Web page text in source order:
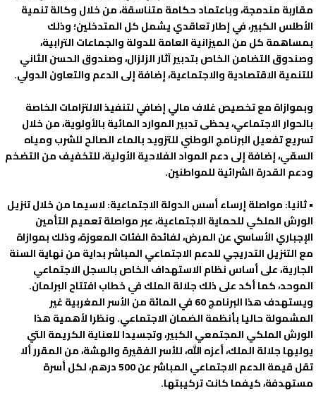
مقاربة مندمجة، وباعتماد حكامة متناسقة، من خلال وكالة تنمية
الأطلس الكبير، في إطار تعاقدي يشمل كل المتدخلين؛ وذلك
بمساهمة كل من الميزانية العامة للدولة والجماعات الترابية،
وصندوق التضامن الخاص بتدبير آثار الزلزال، وصندوق الحسن الثاني
للتنمية الاقتصادية والاجتماعية، إضافة إلى الدعم والتعاون الدولي.
وبموازاة مع تخصيص غلاف مالي إضافي لتنفيذ الالتزامات الخاصة
بالحوار الاجتماعي، يحظى تدبير الموارد المائية بالأولوية، من خلال
تسريع تفعيل البرنامج الوطني للتزويد بالماء الصالح للشرب ومياه
السقي، إضافة إلى دعم المواد الفلاحية الأولية، للتخفيف من التضخم
ودعم القدرة الشرائية للمواطنين.
• ثانيا: مواصلة إرساء أسس الدولة الاجتماعية: لاسيما من خلال تنزيل
الورش الملكي للحماية الاجتماعية، عبر مواصلة تعميم التأمين
الإجباري الأساسي عن المرض، لفائدة الفئات المعوزة، وذلك بموازاة
مع التنزيل التدريجي للدعم الاجتماعي المباشر بداية من نهاية السنة
الجارية، على أساس نظام الاستهداف الخاص بالسجل الاجتماعي
الموحد، كما أكد على ذلك جلالة الملك في خطاب افتتاح البرلمان.
ويستهدف هذا البرنامج 60 في المائة من الأسر المغربية غير
المشمولة حاليا بأنظمة الضمان الاجتماعي. ونظرا لأهمية هذا
الورش الملكي المجتمعي الكبير، وتجسيدا للعناية الكريمة التي
يوليها جلالة الملك، أعزه الله، للأسر الفقيرة والهشة، من المقرر ألا
تقل قيمة الدعم الاجتماعي المباشر عن 500 درهم، لكل أسرة
مستهدفة، كيفما كانت تركيبتها.